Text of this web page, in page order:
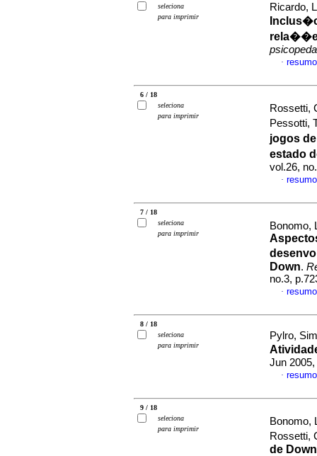
seleciona
para imprimir
Ricardo,
·
6 / 18
seleciona
para imprimir
Rossetti,
Pessotti,
jogos
estado
vol.26,
·
7 / 18
seleciona
para imprimir
Bonomo,
Down.
no.3,
·
8 / 18
seleciona
para imprimir
Pylro,
Jun
·
9 / 18
seleciona
para imprimir
Bonomo,
Rossetti,
de